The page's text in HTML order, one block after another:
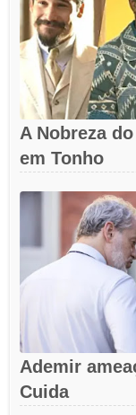
A Nobreza
em Tonho
Ademir
Cuida